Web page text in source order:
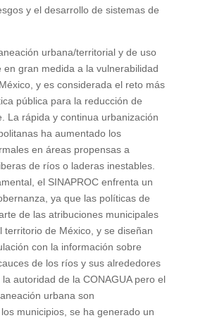
y el desarrollo de sistemas de
urbana/territorial y de uso
en gran medida a la vulnerabilidad
y es considerada el reto más
pública para la reducción de
La rápida y continua urbanización
ha aumentado los
en áreas propensas a
de ríos o laderas inestables.
el SINAPROC enfrenta un
ya que las políticas de
de las atribuciones municipales
territorio de México, y se diseñan
con la información sobre
de los ríos y sus alrededores
autoridad de la CONAGUA pero el
urbana son
municipios, se ha generado un